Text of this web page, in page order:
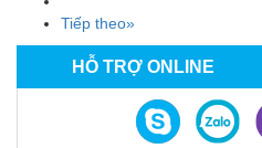
HỖ TRỢ ONLINE
Tiếp theo»